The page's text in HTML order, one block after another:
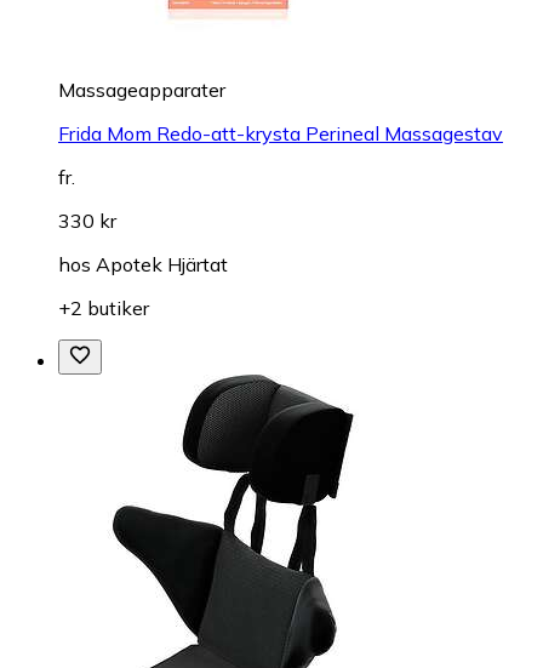
Massageapparater
Frida Mom Redo-att-krysta Perineal Massagestav
fr.
330 kr
hos Apotek Hjärtat
+2 butiker